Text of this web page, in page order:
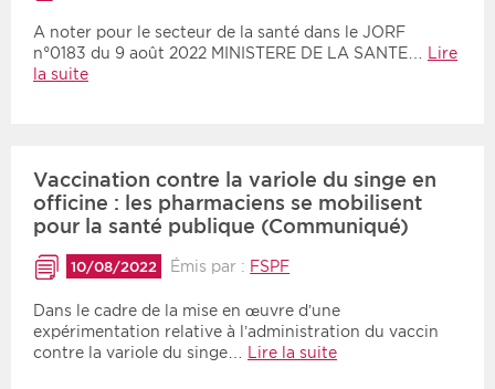
A noter pour le secteur de la santé dans le JORF
n°0183 du 9 août 2022 MINISTERE DE LA SANTE…
Lire
la suite
Vaccination contre la variole du singe en
officine : les pharmaciens se mobilisent
pour la santé publique (Communiqué)
10/08/2022 Émis par : FSPF
Dans le cadre de la mise en œuvre d’une
expérimentation relative à l’administration du vaccin
contre la variole du singe… Lire la suite